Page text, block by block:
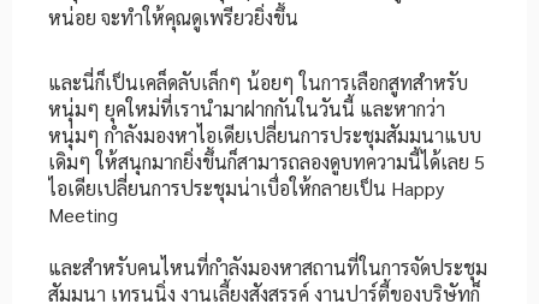
หน่อย จะทำให้คุณดูเพรียวยิ่งขึ้น
และนี่ก็เป็นเคล็ดลับเล็กๆ น้อยๆ ในการเลือกสูทสำหรับ
หนุ่มๆ ยุคใหม่ที่เรานำมาฝากกันในวันนี้ และหากว่า
หนุ่มๆ กำลังมองหาไอเดียเปลี่ยนการประชุมสัมมนาแบบ
เดิมๆ ให้สนุกมากยิ่งขึ้นก็สามารถลองดูบทความนี้ได้เลย 5
ไอเดียเปลี่ยนการประชุมน่าเบื่อให้กลายเป็น Happy
Meeting
และสำหรับคนไหนที่กำลังมองหาสถานที่ในการจัดประชุม
สัมมนา เทรนนิ่ง งานเลี้ยงสังสรรค์ งานปาร์ตี้ของบริษัทก็